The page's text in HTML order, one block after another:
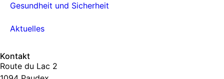
Gesundheit und Sicherheit
Aktuelles
Kontakt
Route du Lac 2